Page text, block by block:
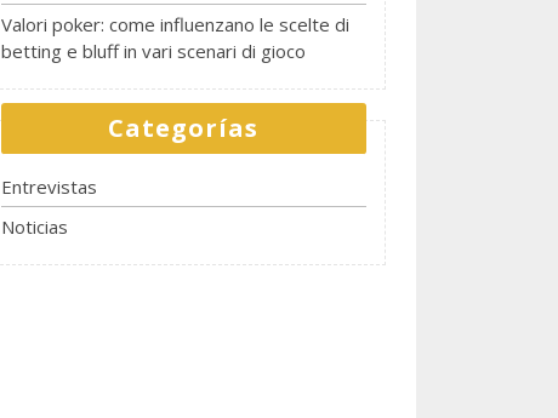
Valori poker: come influenzano le scelte di
betting e bluff in vari scenari di gioco
Categorías
Entrevistas
Noticias